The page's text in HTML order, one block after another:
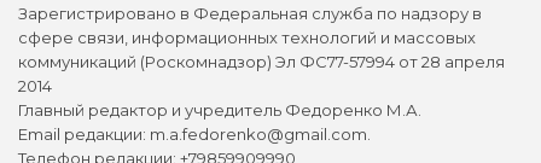
Зарегистрировано в Федеральная служба по надзору в
сфере связи, информационных технологий и массовых
коммуникаций (Роскомнадзор) Эл ФС77-57994 от 28 апреля
2014
Главный редактор и учредитель Федоренко М.А.
Email редакции: m.a.fedorenko@gmail.com.
Телефон редакции: +79859909990